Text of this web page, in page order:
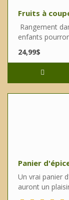
Fruits à
Rangement
enfants
24,99$
Panier
Un vrai panier
auront un